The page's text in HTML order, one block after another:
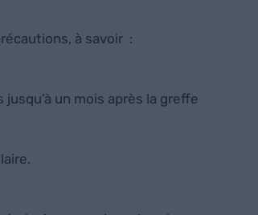
à savoir :
un mois après la greffe